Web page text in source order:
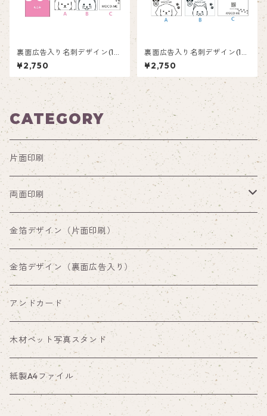
裏面広告入り名刺デザイン(1箱
50枚入り)_ピンク_P002
¥2,750
裏面広告入り名刺デザイン(1箱
50枚入り)_花_F004
¥2,750
CATEGORY
片面印刷
両面印刷
両面印刷（裏面通常デザイン）
両面印刷（裏面広告入り）
金箔デザイン（片面印刷）
金箔デザイン（裏面広告入り）
アンドカード
木材ペット写真スタンド
紙製A4ファイル